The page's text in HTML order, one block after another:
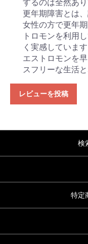
するのは全然あり
更年期障害とは
女性の方で更年
トロモンを利用
く実感しています
エストロモンを
スフリーな生活と
レビューを投稿
検
特定